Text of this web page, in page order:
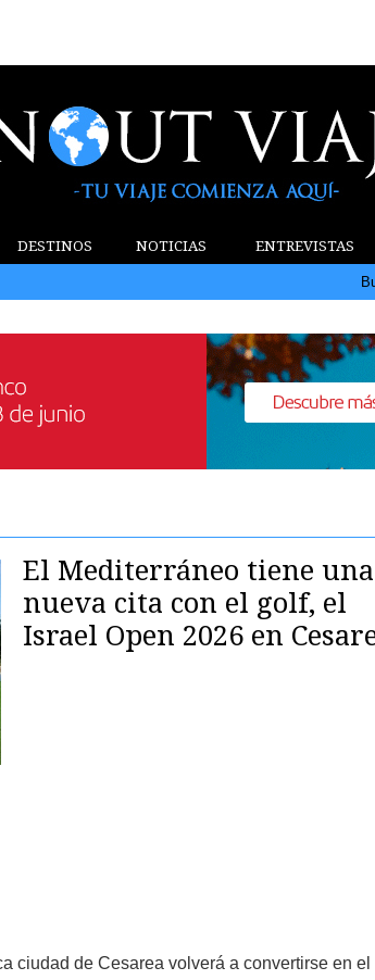
DESTINOS NOTICIAS ENTREVISTAS
El Mediterráneo tiene una
nueva cita con el golf, el
Israel Open 2026 en
ciudad de Cesarea volverá a convertirse en el